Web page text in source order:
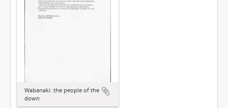
Wabanaki: the people of the
down